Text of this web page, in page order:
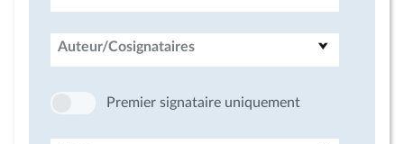
Auteur/Cosignataires
Premier signataire uniquement